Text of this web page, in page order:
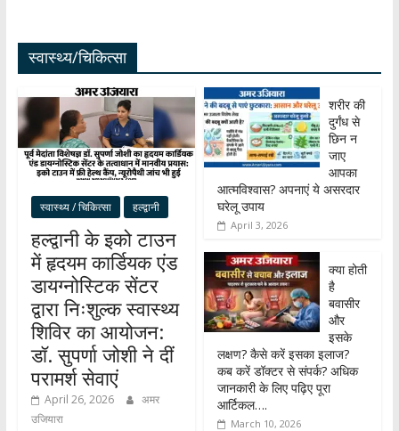
स्वास्थ्य/चिकित्सा
स्वास्थ्य / चिकित्सा हल्द्वानी
हल्द्वानी के इको टाउन
में हृदयम कार्डियक एंड
डायग्नोस्टिक सेंटर
द्वारा निःशुल्क स्वास्थ्य
शिविर का आयोजन:
डॉ. सुपर्णा जोशी ने दीं
परामर्श सेवाएं
April 26, 2026
अमर
उजियारा
शरीर की
दुर्गंध से
छिन न
जाए
आपका
आत्मविश्वास? अपनाएं ये असरदार
घरेलू उपाय
April 3, 2026
क्या होती
है
बवासीर
और
इसके
लक्षण? कैसे करें इसका इलाज?
कब करें डॉक्टर से संपर्क? अधिक
जानकारी के लिए पढ़िए पूरा
आर्टिकल….
March 10, 2026